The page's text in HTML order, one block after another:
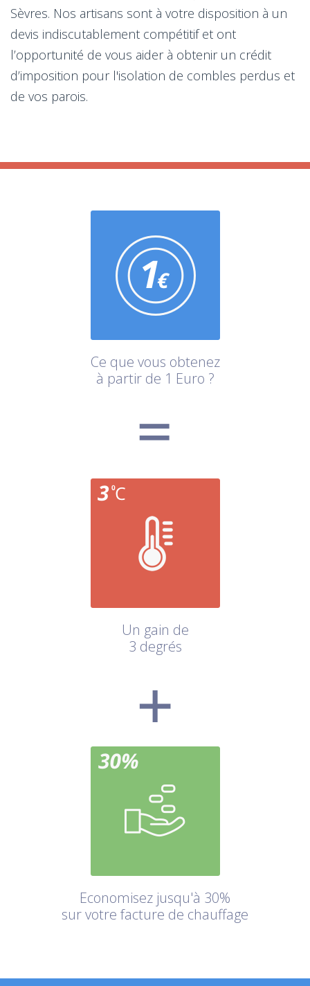
Sèvres. Nos artisans sont à votre disposition à un
devis indiscutablement compétitif et ont
l’opportunité de vous aider à obtenir un crédit
d’imposition pour l'isolation de combles perdus et
de vos parois.
Ce que vous obtenez
à partir de 1 Euro ?
Un gain de
3 degrés
Economisez jusqu'à 30%
sur votre facture de chauffage